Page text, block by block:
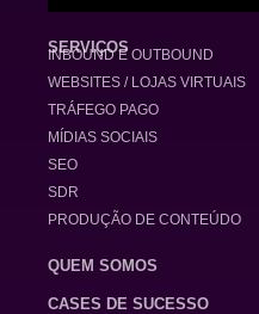
SERVIÇOS
INBOUND E OUTBOUND
WEBSITES / LOJAS VIRTUAIS
TRÁFEGO PAGO
MÍDIAS SOCIAIS
SEO
SDR
PRODUÇÃO DE CONTEÚDO
QUEM SOMOS
CASES DE SUCESSO